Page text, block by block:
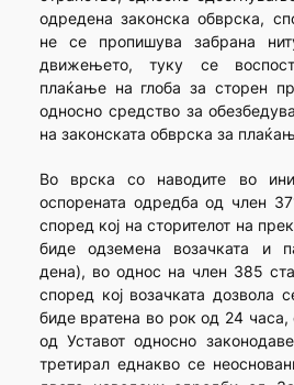
одредена законска обврска,
не се пропишува забрана
движењето, туку се
плаќање на глоба за сторен
односно средство за
на законската обврска за
Во врска со наводите во
оспорената одредба од член
според кој на сторителот на
биде одземена возачката и
дена), во однос на член 385
според кој возачката дозвола
биде вратена во рок од 24
од Уставот односно
третирал еднакво се